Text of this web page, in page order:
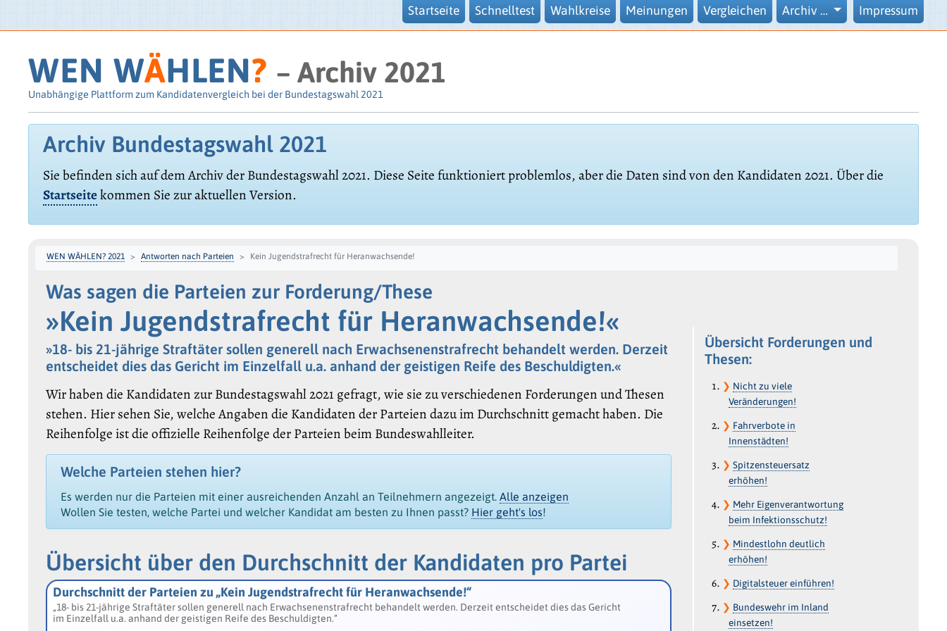
Startseite Schnelltest Wahlkreise Meinungen Vergleichen Archiv … Impressum
WEN WÄHLEN? – Archiv 2021
Unabhängige Plattform zum Kandidatenvergleich bei der Bundestagswahl 2021
Archiv Bundestagswahl 2021
Sie befinden sich auf dem Archiv der Bundestagswahl 2021. Diese Seite funktioniert problemlos, aber die Daten sind von den Kandidaten 2021. Über die
Startseitekommen Sie zur aktuellen Version.
WEN WÄHLEN? 2021 Antworten nach Parteien Kein Jugendstrafrecht für Heranwachsende!
Was sagen die Parteien zur Forderung/These
»Kein Jugendstrafrecht für Heranwachsende!«
»18- bis 21-jährige Straftäter sollen generell nach Erwachsenenstrafrecht behandelt werden. Derzeit
entscheidet dies das Gericht im Einzelfall u.a. anhand der geistigen Reife des Beschuldigten.«
Wir haben die Kandidaten zur Bundestagswahl 2021 gefragt, wie sie zu verschiedenen Forderungen und Thesen
stehen. Hier sehen Sie, welche Angaben die Kandidaten der Parteien dazu im Durchschnitt gemacht haben. Die
Reihenfolge ist die offizielle Reihenfolge der Parteien beim Bundeswahlleiter.
Welche Parteien stehen hier?
Es werden nur die Parteien mit einer ausreichenden Anzahl an Teilnehmern angezeigt. Alle anzeigen
Wollen Sie testen, welche Partei und welcher Kandidat am besten zu Ihnen passt? Hier geht's los!
Übersicht über den Durchschnitt der Kandidaten pro Partei
Durchschnitt der Parteien zu „Kein Jugendstrafrecht für Heranwachsende!“
„18- bis 21-jährige Straftäter sollen generell nach Erwachsenenstrafrecht behandelt werden. Derzeit entscheidet dies das Gericht
im Einzelfall u.a. anhand der geistigen Reife des Beschuldigten.“
Übersicht Forderungen und
Thesen:
❯ Nicht zu viele
Veränderungen!
❯ Fahrverbote in
Innenstädten!
❯ Spitzensteuersatz
erhöhen!
❯ Mehr Eigenverantwortung
beim Infektionsschutz!
❯ Mindestlohn deutlich
erhöhen!
❯ Digitalsteuer einführen!
❯ Bundeswehr im Inland
einsetzen!